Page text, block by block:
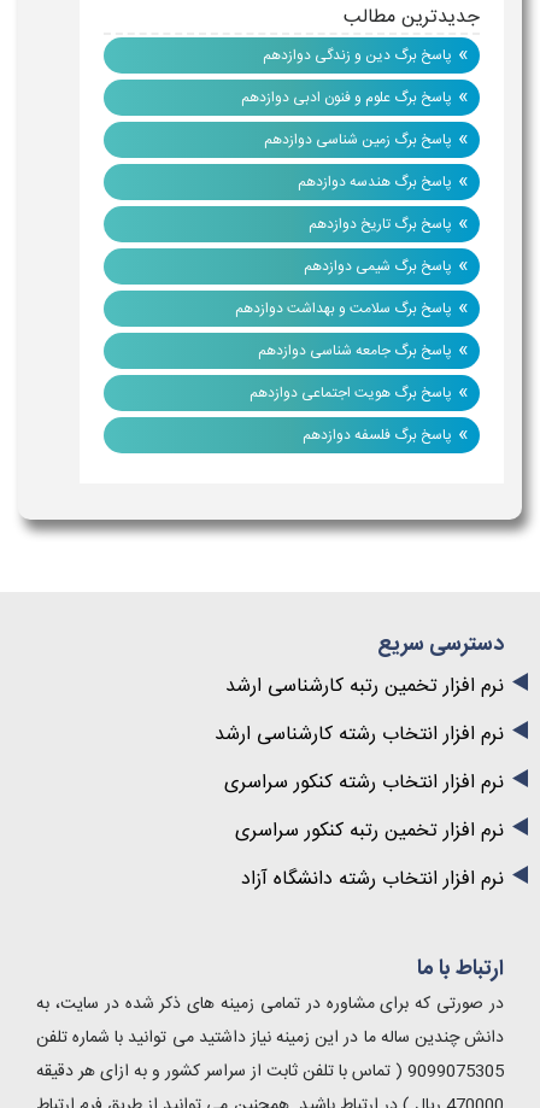
جدیدترین مطالب
» پاسخ برگ دین و زندگی دوازدهم
» پاسخ برگ علوم و فنون ادبی دوازدهم
» پاسخ برگ زمین شناسی دوازدهم
» پاسخ برگ هندسه دوازدهم
» پاسخ برگ تاریخ دوازدهم
» پاسخ برگ شیمی دوازدهم
» پاسخ برگ سلامت و بهداشت دوازدهم
» پاسخ برگ جامعه شناسی دوازدهم
» پاسخ برگ هویت اجتماعی دوازدهم
» پاسخ برگ فلسفه دوازدهم
دسترسی سریع
نرم افزار تخمین رتبه کارشناسی ارشد
نرم افزار انتخاب رشته کارشناسی ارشد
نرم افزار انتخاب رشته کنکور سراسری
نرم افزار تخمین رتبه کنکور سراسری
نرم افزار انتخاب رشته دانشگاه آزاد
ارتباط با ما
در صورتی که برای مشاوره در تمامی زمینه های ذکر شده در سایت، به
دانش چندین ساله ما در این زمینه نیاز داشتید می توانید با شماره تلفن
9099075305 ( تماس با تلفن ثابت از سراسر کشور و به ازای هر دقیقه